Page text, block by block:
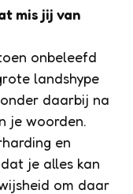
mis jij van
onbeleefd
landshype
daarbij na
je woorden.
en
je alles kan
om daar